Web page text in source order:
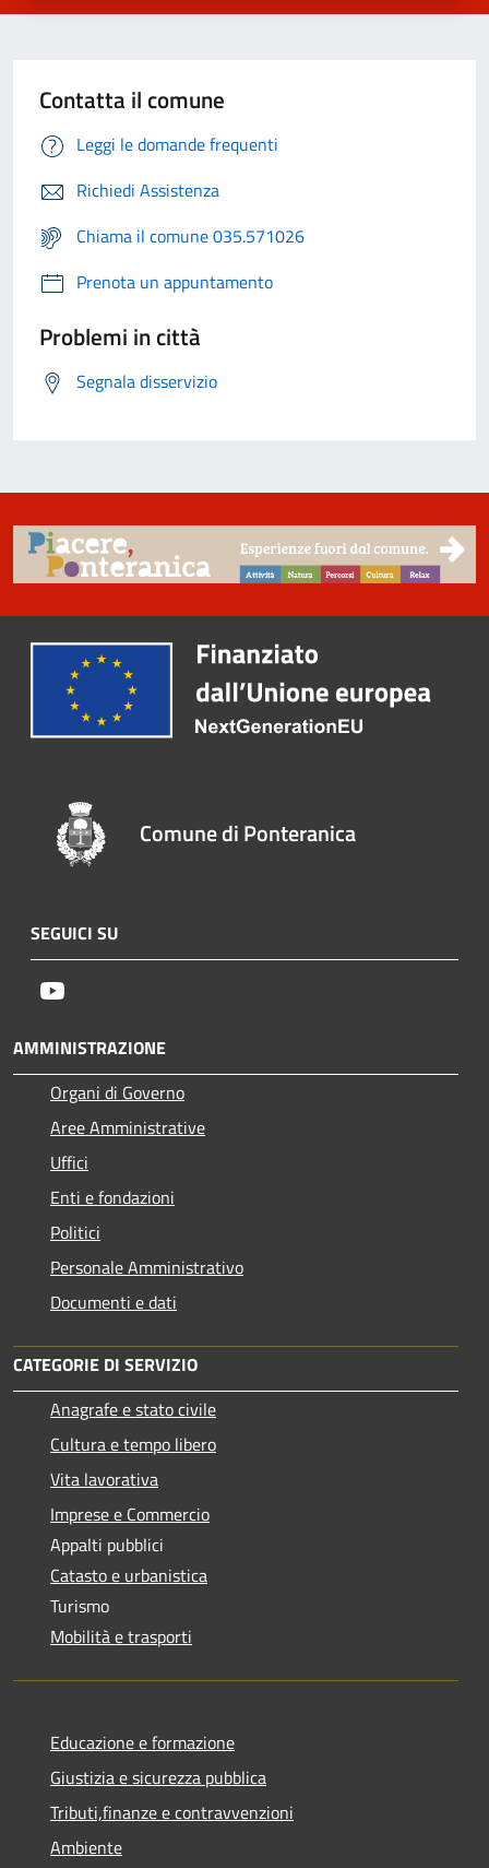
Contatta il comune
Leggi le domande frequenti
Richiedi Assistenza
Chiama il comune 035.571026
Prenota un appuntamento
Problemi in città
Segnala disservizio
Comune di Ponteranica
SEGUICI SU
AMMINISTRAZIONE
Organi di Governo
Aree Amministrative
Uffici
Enti e fondazioni
Politici
Personale Amministrativo
Documenti e dati
CATEGORIE DI SERVIZIO
Anagrafe e stato civile
Cultura e tempo libero
Vita lavorativa
Imprese e Commercio
Appalti pubblici
Catasto e urbanistica
Turismo
Mobilità e trasporti
Educazione e formazione
Giustizia e sicurezza pubblica
Tributi,finanze e contravvenzioni
Ambiente